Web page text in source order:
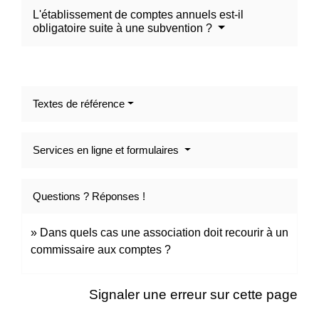
L'établissement de comptes annuels est-il
obligatoire suite à une subvention ?
Textes de référence
Services en ligne et formulaires
Questions ? Réponses !
Dans quels cas une association doit recourir à un
commissaire aux comptes ?
Signaler une erreur sur cette page